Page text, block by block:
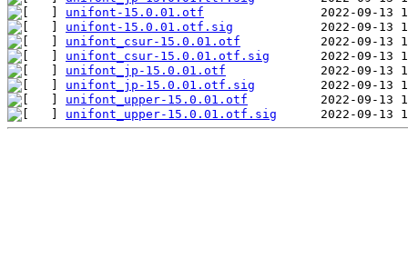
unifont-15.0.01.otf
unifont-15.0.01.otf.sig
unifont_csur-15.0.01.otf
unifont_csur-15.0.01.otf.sig
unifont_jp-15.0.01.otf
unifont_jp-15.0.01.otf.sig
unifont_upper-15.0.01.otf
unifont_upper-15.0.01.otf.sig